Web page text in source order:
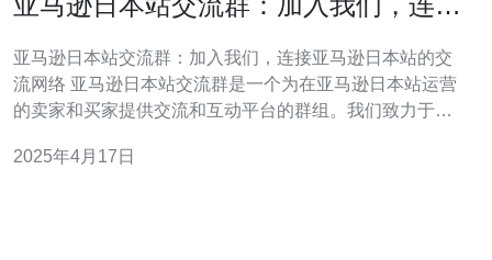
亚马逊日本站交流群：加入我们，连接亚马逊日本站的交
流网络 亚马逊日本站交流群是一个为在亚马逊日本站运营
的卖家和买家提供交流和互动平台的群组。我们致力于促
提供帮助和支持，共同成长。 加入亚马逊日本站交流群，
2025年4月17日